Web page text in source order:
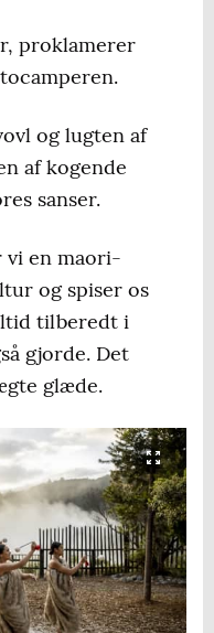
proklamerer
og lugten af
af kogende
sanser.
vi en maori-
og spiser os
tilberedt i
gjorde. Det
glæde.